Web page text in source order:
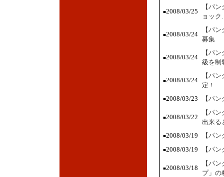
■2008/03/25
【パ
ョッ
■2008/03/24
【パ
募集
■2008/03/24
【パ
級を制
■2008/03/24
【パ
定！
■2008/03/23 【パ
■2008/03/22
【パ
出来る
■2008/03/19 【パ
■2008/03/19 【パ
■2008/03/18
【パ
プ」の